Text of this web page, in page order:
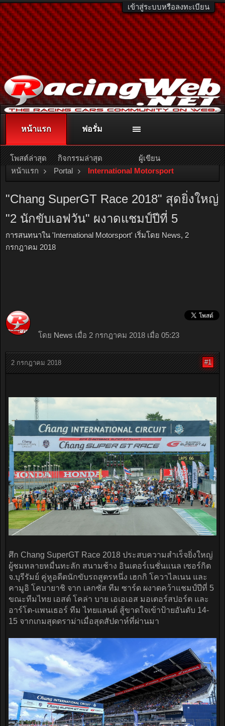
เข้าสู่ระบบหรือลงทะเบียน
ติดต่อลงโฆษณา racingweb@gmail.comหรือโทร. 081-811-1138
หรืออ่านรายละเอียดเพิ่มเติม คลิกที่นี่
หน้าแรก Portal International Motorsport
"Chang SuperGT Race 2018" สุดยิ่งใหญ่
"2 นักขับเอฟวัน" ผงาดแชมป์ปีที่ 5
การสนทนาใน 'International Motorsport' เริ่มโดย News, 2
กรกฎาคม 2018
โดย News เมื่อ 2 กรกฎาคม 2018 เมื่อ 05:23
2 กรกฎาคม 2018 #1
ศึก Chang SuperGT Race 2018 ประสบความสำเร็จยิ่งใหญ่
ผู้ชมหลายหมื่นทะลัก สนามช้าง อินเตอร์เนชั่นแนล เซอร์กิต
จ.บุรีรัมย์ คู่หูอดีตนักขับรถสูตรหนึ่ง เฮกกิ โควาไลเนน และ
คามูอิ โคบายาชิ จาก เลกซัส ทีม ซาร์ด ผงาดคว้าแชมป์ปีที่ 5
ขณะทีมไทย เอสต์ โคล่า บาย เอเอเอส มอเตอร์สปอร์ต และ
อาร์โต-แพนเธอร์ ทีม ไทยแลนด์ สู้ขาดใจเข้าป้ายอันดับ 14-
15 จากเกมสุดดราม่าเมื่อสุดสัปดาห์ที่ผ่านมา
หน้าแรก
โพสต์ล่าสุด กิจกรรมล่าสุด ผู้เขียน
ฟอรั่ม